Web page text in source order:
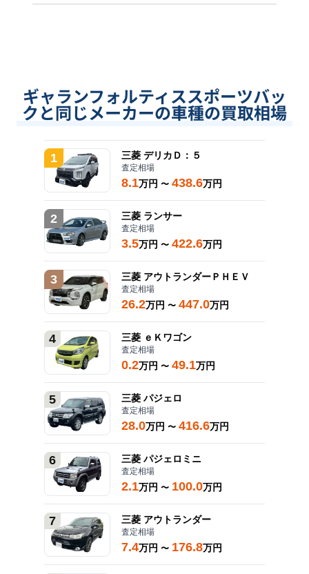
ギャランフォルティススポーツバッ
クと同じメーカーの車種の買取相場
1 三菱 デリカＤ：５
査定相場
8.1万円 〜 438.6万円
2 三菱 ランサー
査定相場
3.5万円 〜 422.6万円
3 三菱 アウトランダーＰＨＥＶ
査定相場
26.2万円 〜 447.0万円
4 三菱 ｅＫワゴン
査定相場
0.2万円 〜 49.1万円
5 三菱 パジェロ
査定相場
28.0万円 〜 416.6万円
6 三菱 パジェロミニ
査定相場
2.1万円 〜 100.0万円
7 三菱 アウトランダー
査定相場
7.4万円 〜 176.8万円